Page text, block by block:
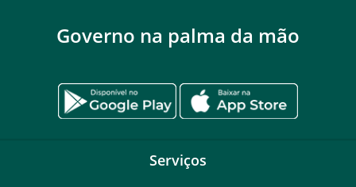
Governo na palma da mão
Serviços